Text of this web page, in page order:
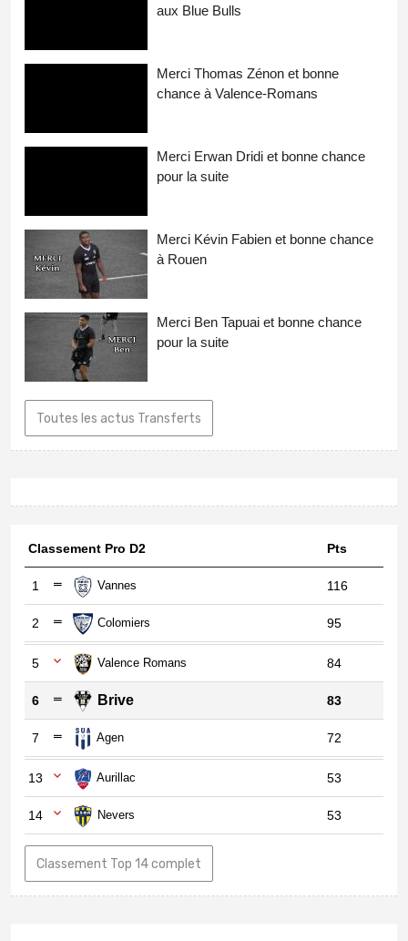
aux Blue Bulls
Merci Thomas Zénon et bonne
chance à Valence-Romans
Merci Erwan Dridi et bonne chance
pour la suite
Merci Kévin Fabien et bonne chance
à Rouen
Merci Ben Tapuai et bonne chance
pour la suite
Toutes les actus Transferts
Classement Pro D2 Pts
1 Vannes 116
2 Colomiers 95
5 Valence Romans 84
6 Brive 83
7 Agen 72
13 Aurillac 53
14 Nevers 53
Classement Top 14 complet